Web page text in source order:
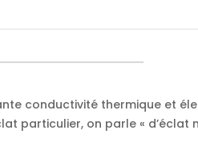
conductivité thermique et
particulier, on parle « d’éclat